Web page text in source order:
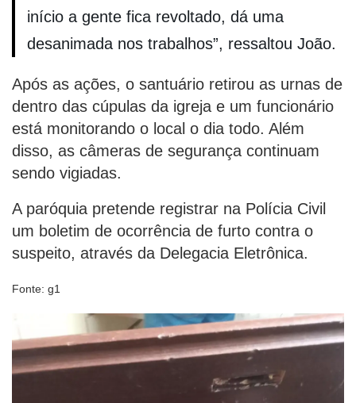
início a gente fica revoltado, dá uma
desanimada nos trabalhos”, ressaltou João.
Após as ações, o santuário retirou as urnas de
dentro das cúpulas da igreja e um funcionário
está monitorando o local o dia todo. Além
disso, as câmeras de segurança continuam
sendo vigiadas.
A paróquia pretende registrar na Polícia Civil
um boletim de ocorrência de furto contra o
suspeito, através da Delegacia Eletrônica.
Fonte: g1